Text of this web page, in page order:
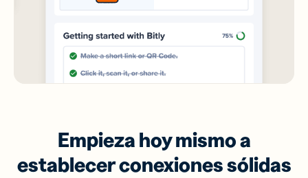
Empieza hoy mismo a
establecer conexiones sólidas